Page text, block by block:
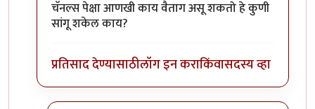
चॅनल्स पेक्षा आणखी काय वैताग असू शकतो हे कुणी
सांगू शकेल काय?
प्रतिसाद देण्यासाठीलॉग इन कराकिंवासदस्य व्हा